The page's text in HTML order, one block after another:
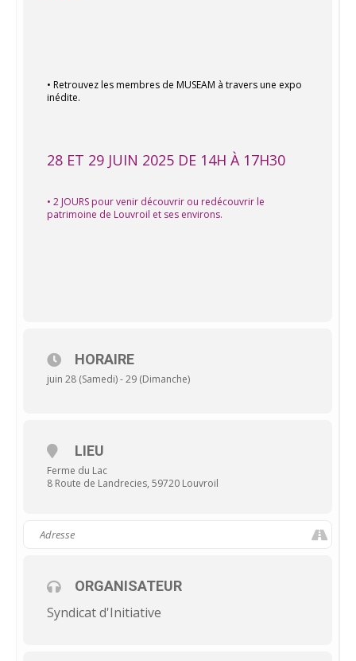
• Retrouvez les membres de MUSEAM à travers une expo
inédite.
28 ET 29 JUIN 2025 DE 14H À 17H30
• 2 JOURS pour venir découvrir ou redécouvrir le
patrimoine de Louvroil et ses environs.
HORAIRE
juin 28 (Samedi) - 29 (Dimanche)
LIEU
Ferme du Lac
8 Route de Landrecies, 59720 Louvroil
ORGANISATEUR
Syndicat d'Initiative